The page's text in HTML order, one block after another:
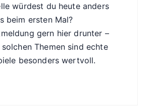
würdest du heute anders
beim ersten Mal?
gern hier drunter –
Themen sind echte
besonders wertvoll.